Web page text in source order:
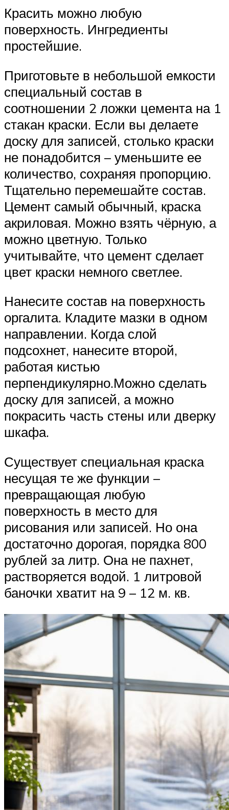
Красить можно любую
поверхность. Ингредиенты
простейшие.
Приготовьте в небольшой емкости
специальный состав в
соотношении 2 ложки цемента на 1
стакан краски. Если вы делаете
доску для записей, столько краски
не понадобится – уменьшите ее
количество, сохраняя пропорцию.
Тщательно перемешайте состав.
Цемент самый обычный, краска
акриловая. Можно взять чёрную, а
можно цветную. Только
учитывайте, что цемент сделает
цвет краски немного светлее.
Нанесите состав на поверхность
оргалита. Кладите мазки в одном
направлении. Когда слой
подсохнет, нанесите второй,
работая кистью
перпендикулярно.Можно сделать
доску для записей, а можно
покрасить часть стены или дверку
шкафа.
Существует специальная краска
несущая те же функции –
превращающая любую
поверхность в место для
рисования или записей. Но она
достаточно дорогая, порядка 800
рублей за литр. Она не пахнет,
растворяется водой. 1 литровой
баночки хватит на 9 – 12 м. кв.